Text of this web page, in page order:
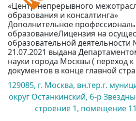
«Центр непрерывного
образования и консалтинга»
Дополнительное
образованиеЛицензия на
образовательной деятельности
21.07.2021 выдана
науки города Москвы ( переход
документов в конце главной
129085, г. Москва, вн.тер.г.
округ Останкинский, б-р
строение 1, помещение